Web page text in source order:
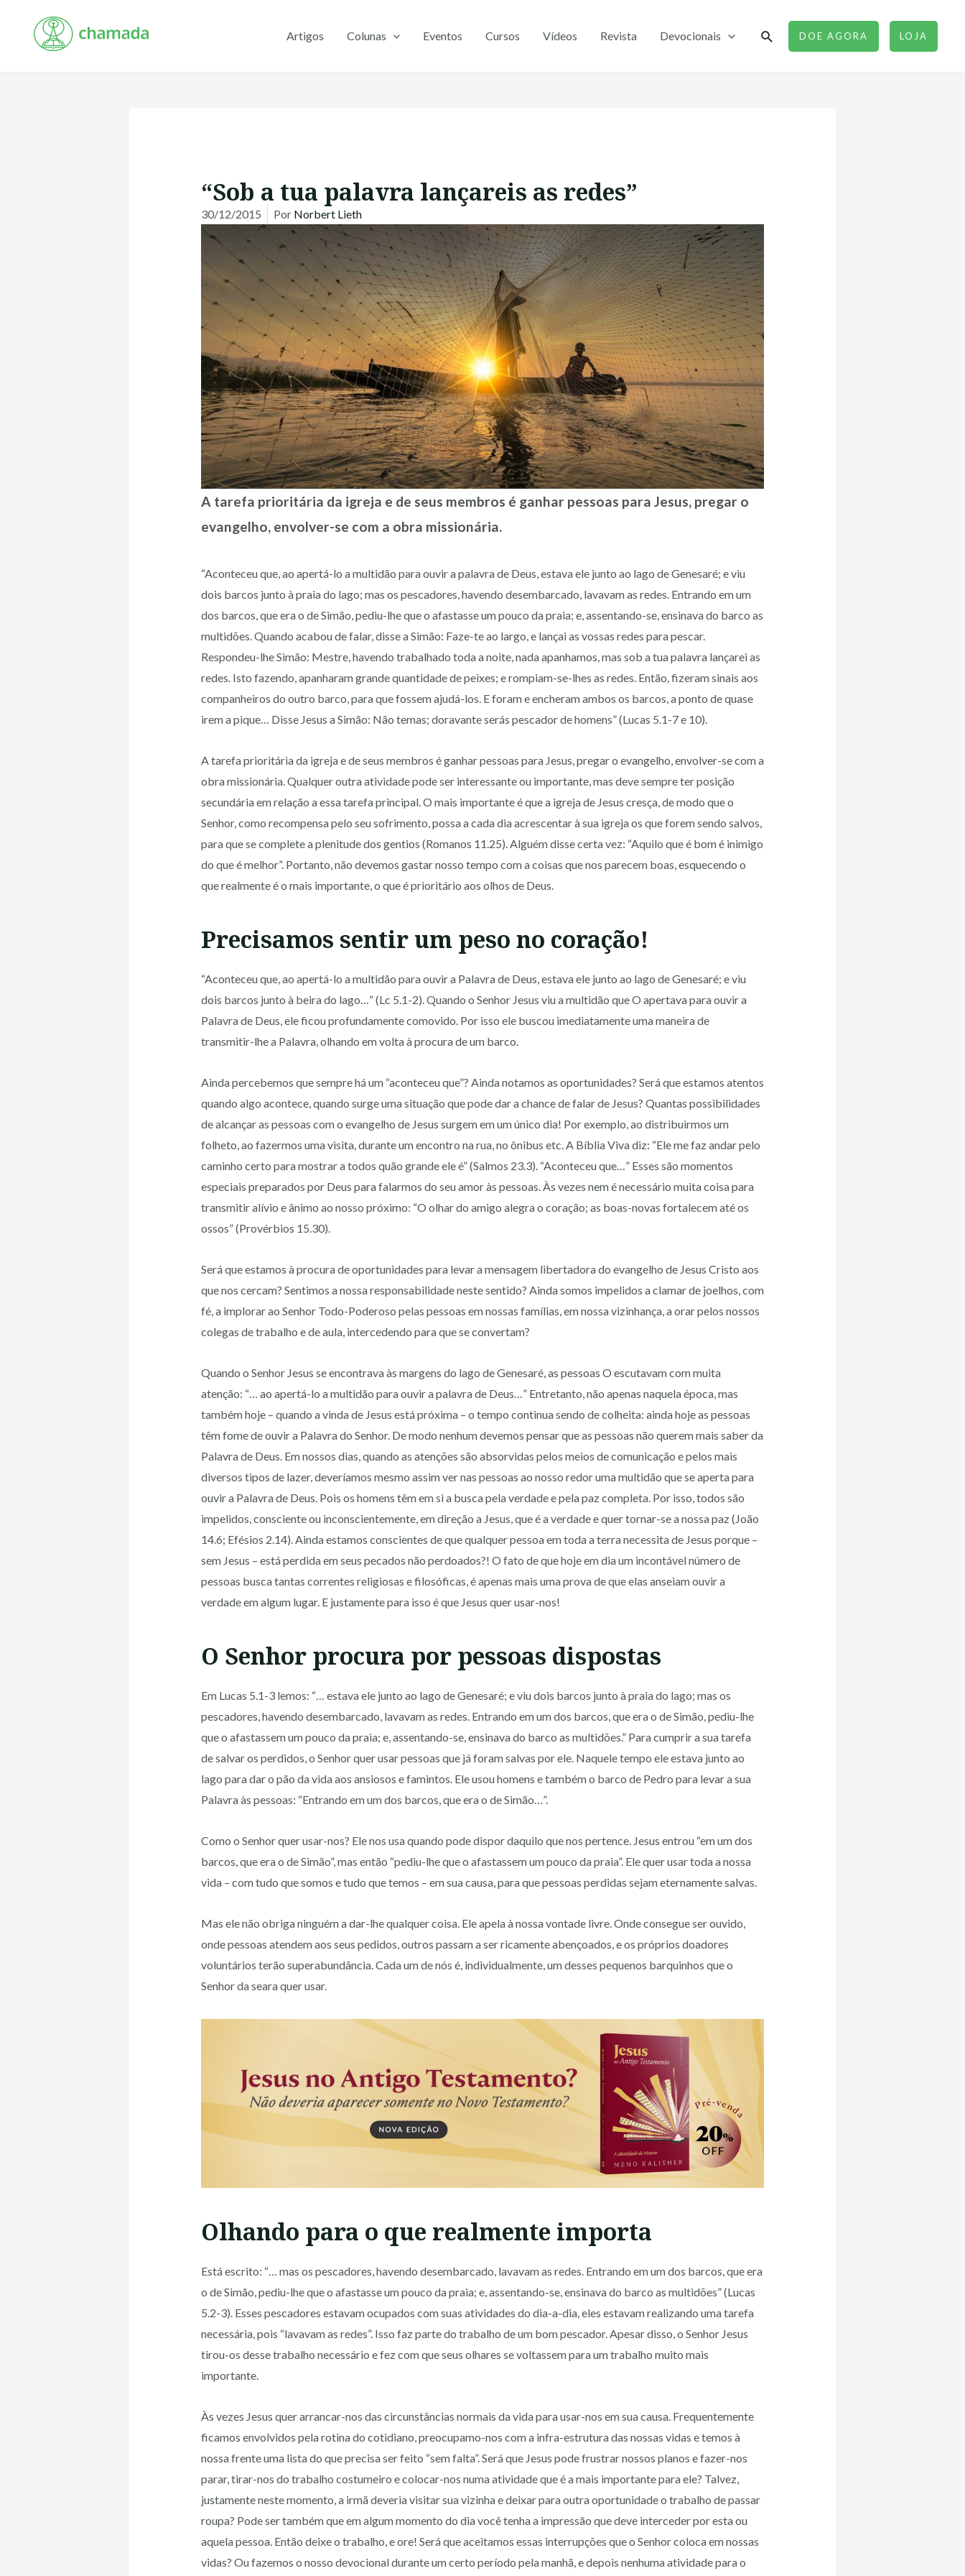
Artigos Colunas Eventos Cursos Vídeos Revista Devocionais PesquisarDOE AGORA LOJA
“Sob a tua palavra lançareis as redes”
30/12/2015 Por Norbert Lieth
A tarefa prioritária da igreja e de seus membros é ganhar pessoas para Jesus, pregar o
evangelho, envolver-se com a obra missionária.
“Aconteceu que, ao apertá-lo a multidão para ouvir a palavra de Deus, estava ele junto ao lago de Genesaré; e viu
dois barcos junto à praia do lago; mas os pescadores, havendo desembarcado, lavavam as redes. Entrando em um
dos barcos, que era o de Simão, pediu-lhe que o afastasse um pouco da praia; e, assentando-se, ensinava do barco as
multidões. Quando acabou de falar, disse a Simão: Faze-te ao largo, e lançai as vossas redes para pescar.
Respondeu-lhe Simão: Mestre, havendo trabalhado toda a noite, nada apanhamos, mas sob a tua palavra lançarei as
redes. Isto fazendo, apanharam grande quantidade de peixes; e rompiam-se-lhes as redes. Então, fizeram sinais aos
companheiros do outro barco, para que fossem ajudá-los. E foram e encheram ambos os barcos, a ponto de quase
irem a pique… Disse Jesus a Simão: Não temas; doravante serás pescador de homens” (Lucas 5.1-7 e 10).
A tarefa prioritária da igreja e de seus membros é ganhar pessoas para Jesus, pregar o evangelho, envolver-se com a
obra missionária. Qualquer outra atividade pode ser interessante ou importante, mas deve sempre ter posição
secundária em relação a essa tarefa principal. O mais importante é que a igreja de Jesus cresça, de modo que o
Senhor, como recompensa pelo seu sofrimento, possa a cada dia acrescentar à sua igreja os que forem sendo salvos,
para que se complete a plenitude dos gentios (Romanos 11.25). Alguém disse certa vez: “Aquilo que é bom é inimigo
do que é melhor”. Portanto, não devemos gastar nosso tempo com a coisas que nos parecem boas, esquecendo o
que realmente é o mais importante, o que é prioritário aos olhos de Deus.
Precisamos sentir um peso no coração!
“Aconteceu que, ao apertá-lo a multidão para ouvir a Palavra de Deus, estava ele junto ao lago de Genesaré; e viu
dois barcos junto à beira do lago…” (Lc 5.1-2). Quando o Senhor Jesus viu a multidão que O apertava para ouvir a
Palavra de Deus, ele ficou profundamente comovido. Por isso ele buscou imediatamente uma maneira de
transmitir-lhe a Palavra, olhando em volta à procura de um barco.
Ainda percebemos que sempre há um “aconteceu que”? Ainda notamos as oportunidades? Será que estamos atentos
quando algo acontece, quando surge uma situação que pode dar a chance de falar de Jesus? Quantas possibilidades
de alcançar as pessoas com o evangelho de Jesus surgem em um único dia! Por exemplo, ao distribuirmos um
folheto, ao fazermos uma visita, durante um encontro na rua, no ônibus etc. A Bíblia Viva diz: “Ele me faz andar pelo
caminho certo para mostrar a todos quão grande ele é” (Salmos 23.3). “Aconteceu que…” Esses são momentos
especiais preparados por Deus para falarmos do seu amor às pessoas. Às vezes nem é necessário muita coisa para
transmitir alívio e ânimo ao nosso próximo: “O olhar do amigo alegra o coração; as boas-novas fortalecem até os
ossos” (Provérbios 15.30).
Será que estamos à procura de oportunidades para levar a mensagem libertadora do evangelho de Jesus Cristo aos
que nos cercam? Sentimos a nossa responsabilidade neste sentido? Ainda somos impelidos a clamar de joelhos, com
fé, a implorar ao Senhor Todo-Poderoso pelas pessoas em nossas famílias, em nossa vizinhança, a orar pelos nossos
colegas de trabalho e de aula, intercedendo para que se convertam?
Quando o Senhor Jesus se encontrava às margens do lago de Genesaré, as pessoas O escutavam com muita
atenção: “… ao apertá-lo a multidão para ouvir a palavra de Deus…” Entretanto, não apenas naquela época, mas
também hoje – quando a vinda de Jesus está próxima – o tempo continua sendo de colheita: ainda hoje as pessoas
têm fome de ouvir a Palavra do Senhor. De modo nenhum devemos pensar que as pessoas não querem mais saber da
Palavra de Deus. Em nossos dias, quando as atenções são absorvidas pelos meios de comunicação e pelos mais
diversos tipos de lazer, deveríamos mesmo assim ver nas pessoas ao nosso redor uma multidão que se aperta para
ouvir a Palavra de Deus. Pois os homens têm em si a busca pela verdade e pela paz completa. Por isso, todos são
impelidos, consciente ou inconscientemente, em direção a Jesus, que é a verdade e quer tornar-se a nossa paz (João
14.6; Efésios 2.14). Ainda estamos conscientes de que qualquer pessoa em toda a terra necessita de Jesus porque –
sem Jesus – está perdida em seus pecados não perdoados?! O fato de que hoje em dia um incontável número de
pessoas busca tantas correntes religiosas e filosóficas, é apenas mais uma prova de que elas anseiam ouvir a
verdade em algum lugar. E justamente para isso é que Jesus quer usar-nos!
O Senhor procura por pessoas dispostas
Em Lucas 5.1-3 lemos: “… estava ele junto ao lago de Genesaré; e viu dois barcos junto à praia do lago; mas os
pescadores, havendo desembarcado, lavavam as redes. Entrando em um dos barcos, que era o de Simão, pediu-lhe
que o afastassem um pouco da praia; e, assentando-se, ensinava do barco as multidões.” Para cumprir a sua tarefa
de salvar os perdidos, o Senhor quer usar pessoas que já foram salvas por ele. Naquele tempo ele estava junto ao
lago para dar o pão da vida aos ansiosos e famintos. Ele usou homens e também o barco de Pedro para levar a sua
Palavra às pessoas: “Entrando em um dos barcos, que era o de Simão…”.
Como o Senhor quer usar-nos? Ele nos usa quando pode dispor daquilo que nos pertence. Jesus entrou “em um dos
barcos, que era o de Simão”, mas então “pediu-lhe que o afastassem um pouco da praia”. Ele quer usar toda a nossa
vida – com tudo que somos e tudo que temos – em sua causa, para que pessoas perdidas sejam eternamente salvas.
Mas ele não obriga ninguém a dar-lhe qualquer coisa. Ele apela à nossa vontade livre. Onde consegue ser ouvido,
onde pessoas atendem aos seus pedidos, outros passam a ser ricamente abençoados, e os próprios doadores
voluntários terão superabundância. Cada um de nós é, individualmente, um desses pequenos barquinhos que o
Senhor da seara quer usar.
Olhando para o que realmente importa
Está escrito: “… mas os pescadores, havendo desembarcado, lavavam as redes. Entrando em um dos barcos, que era
o de Simão, pediu-lhe que o afastasse um pouco da praia; e, assentando-se, ensinava do barco as multidões” (Lucas
5.2-3). Esses pescadores estavam ocupados com suas atividades do dia-a-dia, eles estavam realizando uma tarefa
necessária, pois “lavavam as redes”. Isso faz parte do trabalho de um bom pescador. Apesar disso, o Senhor Jesus
tirou-os desse trabalho necessário e fez com que seus olhares se voltassem para um trabalho muito mais
importante.
Às vezes Jesus quer arrancar-nos das circunstâncias normais da vida para usar-nos em sua causa. Frequentemente
ficamos envolvidos pela rotina do cotidiano, preocupamo-nos com a infra-estrutura das nossas vidas e temos à
nossa frente uma lista do que precisa ser feito “sem falta”. Será que Jesus pode frustrar nossos planos e fazer-nos
parar, tirar-nos do trabalho costumeiro e colocar-nos numa atividade que é a mais importante para ele? Talvez,
justamente neste momento, a irmã deveria visitar sua vizinha e deixar para outra oportunidade o trabalho de passar
roupa? Pode ser também que em algum momento do dia você tenha a impressão que deve interceder por esta ou
aquela pessoa. Então deixe o trabalho, e ore! Será que aceitamos essas interrupções que o Senhor coloca em nossas
vidas? Ou fazemos o nosso devocional durante um certo período pela manhã, e depois nenhuma atividade para o